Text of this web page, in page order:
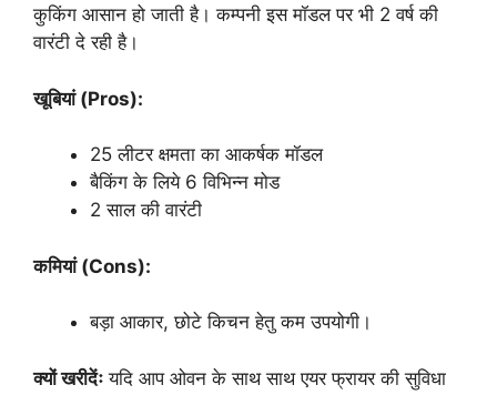
कुकिंग आसान हो जाती है। कम्पनी इस मॉडल पर भी 2 वर्ष की
वारंटी दे रही है।
खूबियां (Pros):
25 लीटर क्षमता का आकर्षक मॉडल
बैकिंग के लिये 6 विभिन्न मोड
2 साल की वारंटी
कमियां (Cons):
बड़ा आकार, छोटे किचन हेतु कम उपयोगी।
क्यों खरीदेंः यदि आप ओवन के साथ साथ एयर फ्रायर की सुविधा